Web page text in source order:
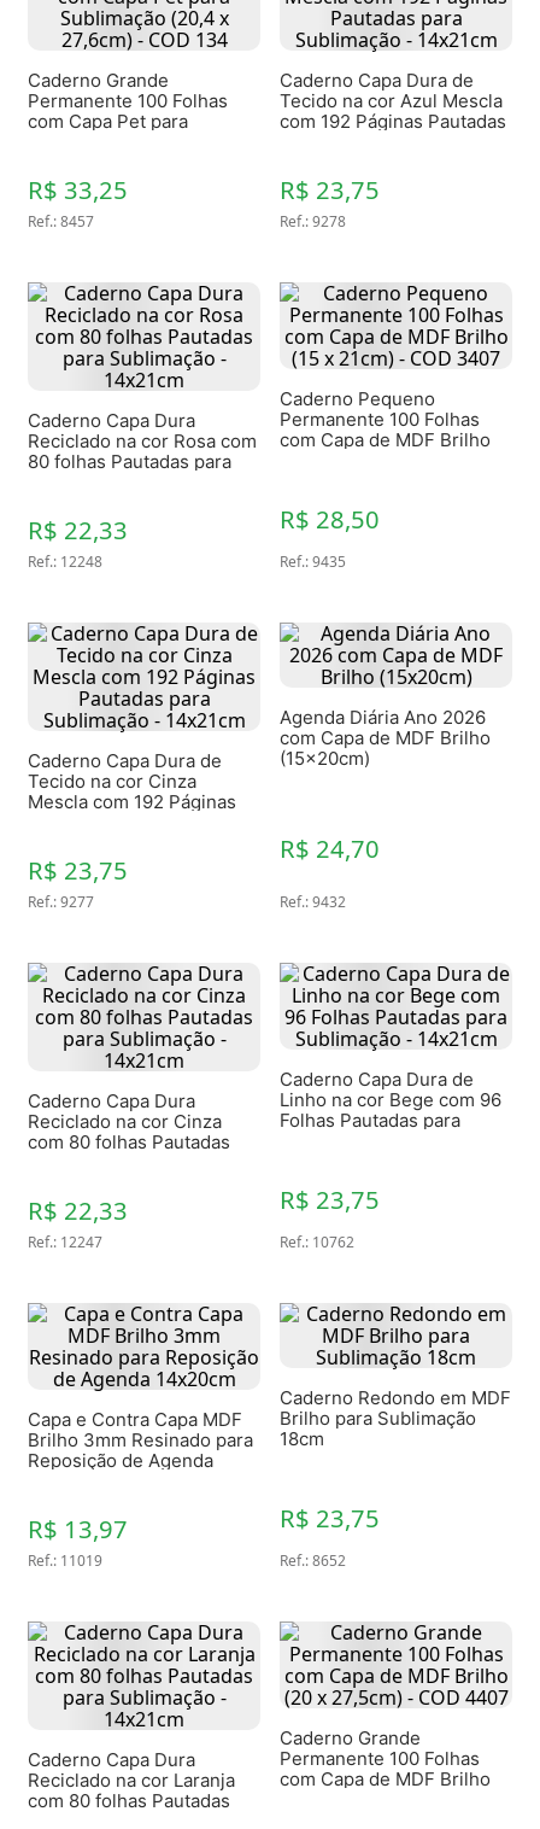
Caderno Grande
Permanente 100 Folhas
com Capa Pet para
R$ 33,25
Ref.:8457
Caderno Capa Dura de
Tecido na cor Azul Mescla
com 192 Páginas Pautadas
R$ 23,75
Ref.:9278
Caderno Capa Dura
Reciclado na cor Rosa com
80 folhas Pautadas para
R$ 22,33
Ref.: 12248
Caderno Pequeno
Permanente 100 Folhas
com Capa de MDF Brilho
R$ 28,50
Ref.:9435
Caderno Capa Dura de
Tecido na cor Cinza
Mescla com 192 Páginas
R$ 23,75
Ref.:9277
Agenda Diária Ano 2026
com Capa de MDF Brilho
(15x20cm)
R$ 24,70
Ref.:9432
Caderno Capa Dura
Reciclado na cor Cinza
com 80 folhas Pautadas
R$ 22,33
Ref.: 12247
Caderno Capa Dura de
Linho na cor Bege com 96
Folhas Pautadas para
R$ 23,75
Ref.: 10762
Capa e Contra Capa MDF
Brilho 3mm Resinado para
Reposição de Agenda
R$ 13,97
Ref.: 11019
Caderno Redondo em MDF
Brilho para Sublimação
18cm
R$ 23,75
Ref.:8652
Caderno Capa Dura
Reciclado na cor Laranja
com 80 folhas Pautadas
Caderno Grande
Permanente 100 Folhas
com Capa de MDF Brilho